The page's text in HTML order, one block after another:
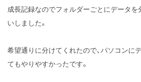
成長記録なのでフォルダーごとにデータ
いしました。
希望通りに分けてくれたので、パソコンに
てもやりやすかったです。